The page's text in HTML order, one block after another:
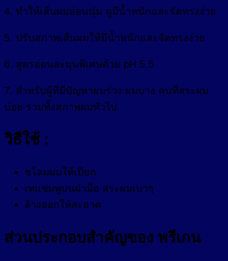
4. ทำให้เส้นผมอ่อนนุ่ม ดูมีน้ำหนักและจัดทรงง่าย
5. ปรับสภาพเส้นผมให้มีน้ำหนักและจัดทรงง่าย
6. สูตรอ่อนละมุนพิเศษด้วย pH 5.5
7. สำหรับผู้ที่มีปัญหาผมร่วง ผมบาง คนที่สระผม
บ่อย รวมทั้งสภาพผมทั่วไป
วิธีใช้ :
ชโลมผมให้เปียก
เทแชมพูบนฝ่ามือ สระผมเบาๆ
ล้างออกให้สะอาด
ส่วนประกอบสำคัญของ พรีเกน